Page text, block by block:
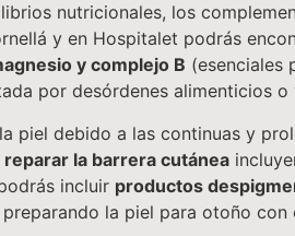
nutricionales, los
y en Hospitalet podrás
y complejo B (esenciales
por desórdenes alimenticios o
piel debido a las continuas y
reparar la barrera cutánea
incluir productos
la piel para otoño